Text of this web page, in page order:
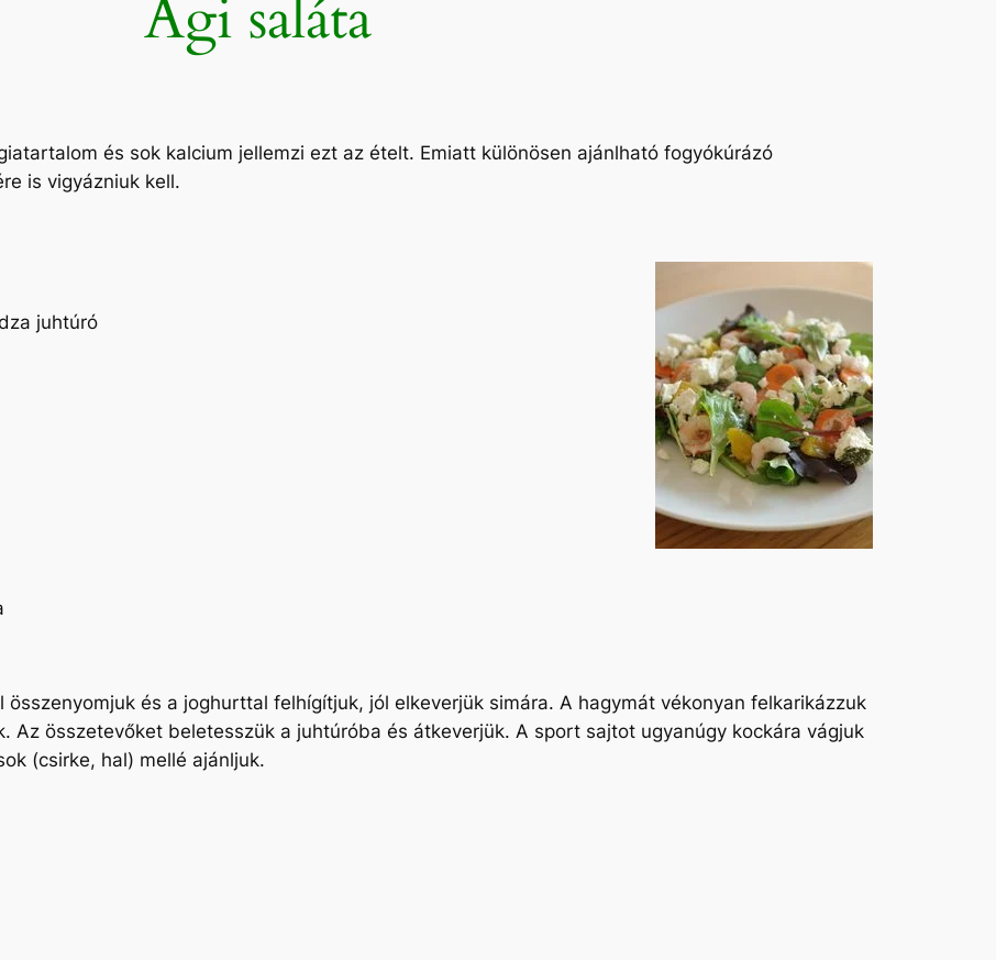
Ági saláta
és sok kalcium jellemzi ezt az ételt. Emiatt különösen ajánlható fogyókúrázó
is vigyázniuk kell.
juhtúró
és a joghurttal felhígítjuk, jól elkeverjük simára. A hagymát vékonyan felkarikázzuk
Az összetevőket beletesszük a juhtúróba és átkeverjük. A sport sajtot ugyanúgy kockára vágjuk
(csirke, hal) mellé ajánljuk.